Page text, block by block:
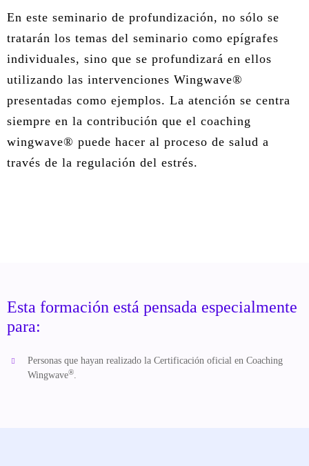
En este seminario de profundización, no sólo se
tratarán los temas del seminario como epígrafes
individuales, sino que se profundizará en ellos
utilizando las intervenciones Wingwave®
presentadas como ejemplos. La atención se centra
siempre en la contribución que el coaching
wingwave® puede hacer al proceso de salud a
través de la regulación del estrés.
Esta formación está pensada especialmente
para:
Personas que hayan realizado la Certificación oficial en Coaching
Wingwave®.